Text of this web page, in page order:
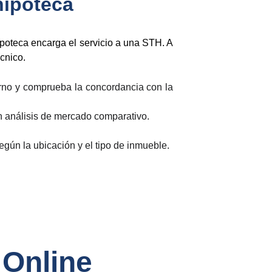
encarga el servicio a una STH. A
y comprueba la concordancia con la
de mercado comparativo.
la ubicación y el tipo de inmueble.